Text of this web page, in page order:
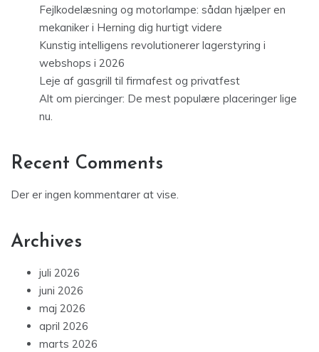
Fejlkodelæsning og motorlampe: sådan hjælper en
mekaniker i Herning dig hurtigt videre
Kunstig intelligens revolutionerer lagerstyring i
webshops i 2026
Leje af gasgrill til firmafest og privatfest
Alt om piercinger: De mest populære placeringer lige
nu.
Recent Comments
Der er ingen kommentarer at vise.
Archives
juli 2026
juni 2026
maj 2026
april 2026
marts 2026